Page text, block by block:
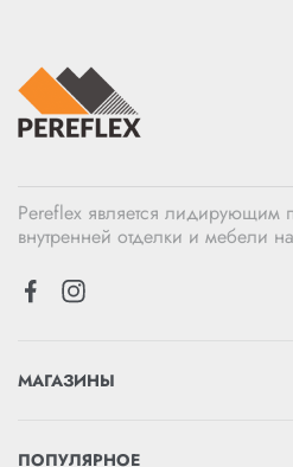
Pereflex является лидирующим
внутренней отделки и мебели
МАГАЗИНЫ
ПОПУЛЯРНОЕ